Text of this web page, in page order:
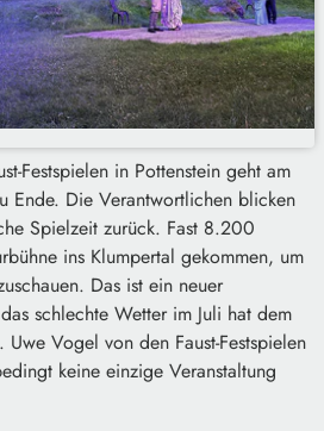
Festspielen in Pottenstein geht am
Ende. Die Verantwortlichen blicken
Spielzeit zurück. Fast 8.200
ins Klumpertal gekommen, um
Das ist ein neuer
schlechte Wetter im Juli hat dem
Vogel von den Faust-Festspielen
keine einzige Veranstaltung